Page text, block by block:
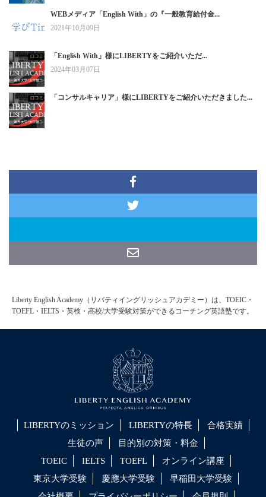
WEBメディア「English With」の『一般教育給付金...
2021年10月09日
「English With」様にLIBERTYをご紹介いただ...
2024年03月07日
「コンサルキャリア」様にLIBERTYをご紹介いただきました...
Liberty English Academy（リバティイングリッシュアカデミー）は、TOEIC・
TOEFL・IELTS・英検・高校/大学受験対策ができるコーチング英語塾です。
LIBERTYのミッション LIBERTYの特長
合格実績
生徒の声
目的別の対策・料金
TOEIC
IELTS TOEFL
オンライン講座
東京大学受験
慶應大学受験
早稲田大学受験